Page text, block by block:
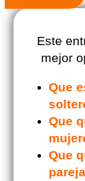
Este
mejor
Que
Que
Que
pareja